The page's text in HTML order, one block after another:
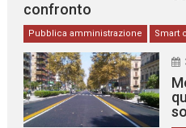
confronto
Pubblica amministrazione Smart